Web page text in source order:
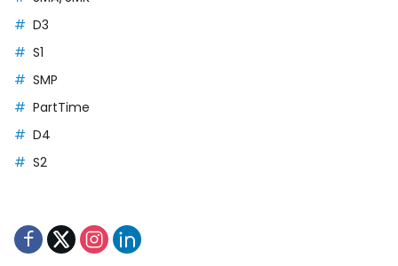
D3
S1
SMP
PartTime
D4
S2